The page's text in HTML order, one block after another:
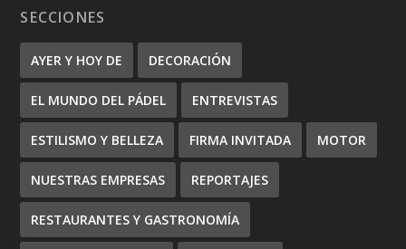
SECCIONES
AYER Y HOY DE DECORACIÓN
EL MUNDO DEL PÁDEL ENTREVISTAS
ESTILISMO Y BELLEZA FIRMA INVITADA MOTOR
NUESTRAS EMPRESAS REPORTAJES
RESTAURANTES Y GASTRONOMÍA